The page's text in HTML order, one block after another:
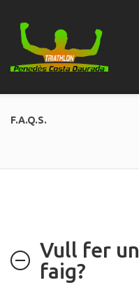
F.A.Q.S.
Vull fer
faig?